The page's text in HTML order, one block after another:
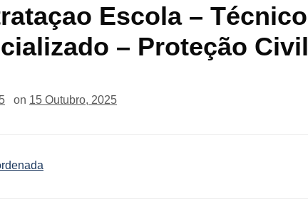
Escola – Técnico
– Proteção Civil
on 15 Outubro, 2025